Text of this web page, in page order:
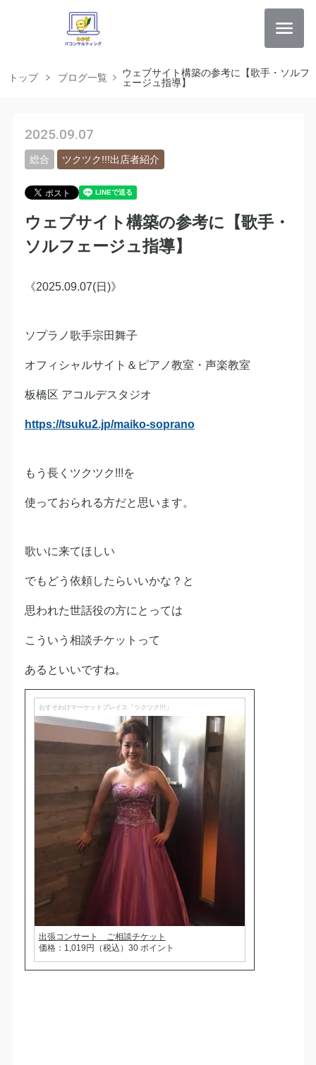
トップ ブログ一覧
ウェブサイト構築の参考に【歌手・ソルフ
ェージュ指導】
2025.09.07
総合 ツクツク!!!出店者紹介
ウェブサイト構築の参考に【歌手・
ソルフェージュ指導】
《2025.09.07(日)》
ソプラノ歌手宗田舞子
オフィシャルサイト＆ピアノ教室・声楽教室
板橋区 アコルデスタジオ
https://tsuku2.jp/maiko-soprano
もう長くツクツク!!!を
使っておられる方だと思います。
歌いに来てほしい
でもどう依頼したらいいかな？と
思われた世話役の方にとっては
こういう相談チケットって
あるといいですね。
おすそわけマーケットプレイス「ツクツク!!!」
出張コンサート ご相談チケット
価格：1,019円（税込）30 ポイント